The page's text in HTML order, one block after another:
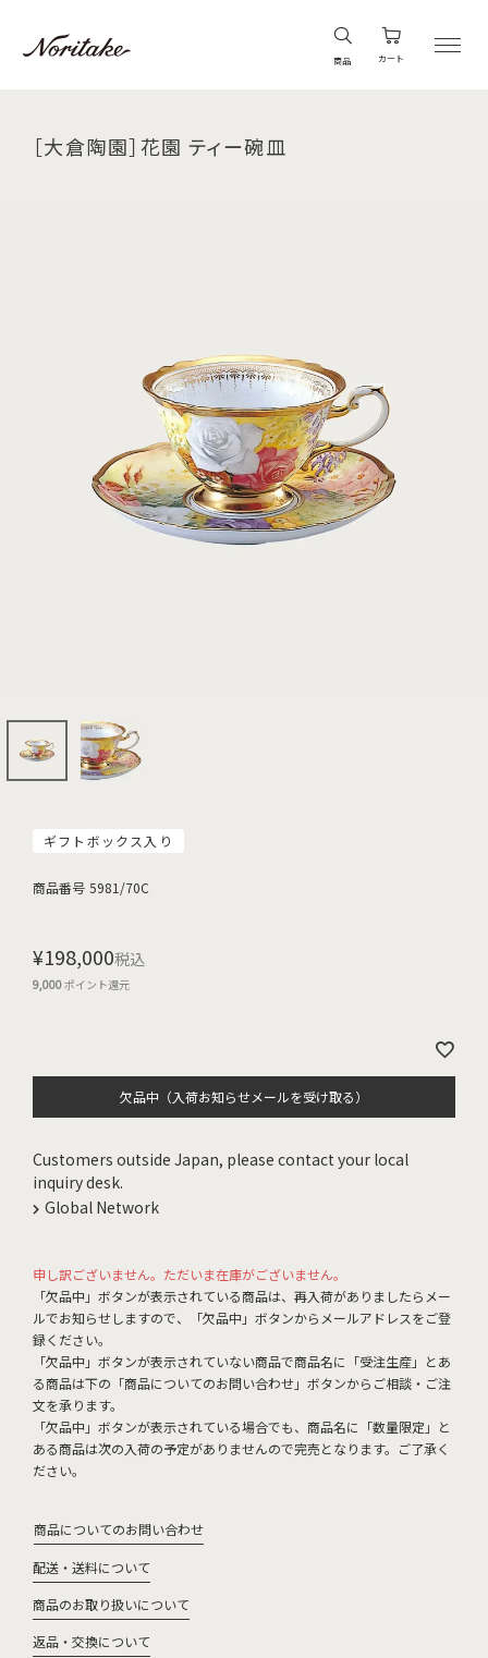
商品 カート
［大倉陶園］花園 ティー碗皿
ギフトボックス入り
商品番号 5981/70C
¥198,000税込
9,000ポイント還元
欠品中（入荷お知らせメールを受け取る）
Customers outside Japan, please contact your local
inquiry desk.
Global Network
申し訳ございません。ただいま在庫がございません。
「欠品中」ボタンが表示されている商品は、再入荷がありましたらメー
ルでお知らせしますので、「欠品中」ボタンからメールアドレスをご登
録ください。
「欠品中」ボタンが表示されていない商品で商品名に「受注生産」とあ
る商品は下の「商品についてのお問い合わせ」ボタンからご相談・ご注
文を承ります。
「欠品中」ボタンが表示されている場合でも、商品名に「数量限定」と
ある商品は次の入荷の予定がありませんので完売となります。ご了承く
ださい。
商品についてのお問い合わせ
配送・送料について
商品のお取り扱いについて
返品・交換について